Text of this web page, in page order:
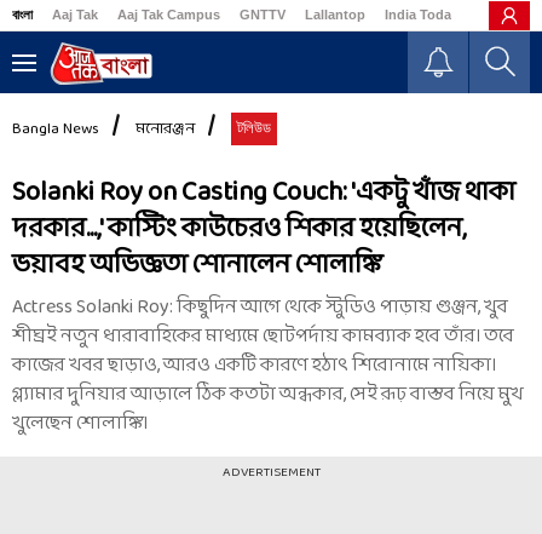
বাংলা Aaj Tak Aaj Tak Campus GNTTV Lallantop India Today Business
Bangla News মনোরঞ্জন টলিউড
Solanki Roy on Casting Couch: 'একটু খাঁজ থাকা
দরকার...,' কাস্টিং কাউচেরও শিকার হয়েছিলেন,
ভয়াবহ অভিজ্ঞতা শোনালেন শোলাঙ্কি
Actress Solanki Roy: কিছুদিন আগে থেকে স্টুডিও পাড়ায় গুঞ্জন, খুব
শীঘ্রই নতুন ধারাবাহিকের মাধ্যমে ছোটপর্দায় কামব্যাক হবে তাঁর। তবে
কাজের খবর ছাড়াও, আরও একটি কারণে হঠাৎ শিরোনামে নায়িকা।
গ্ল্যামার দুনিয়ার আড়ালে ঠিক কতটা অন্ধকার, সেই রূঢ় বাস্তব নিয়ে মুখ
খুলেছেন শোলাঙ্কি।
ADVERTISEMENT